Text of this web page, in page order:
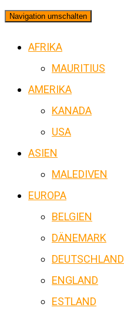
Navigation umschalten
AFRIKA
MAURITIUS
AMERIKA
KANADA
USA
ASIEN
MALEDIVEN
EUROPA
BELGIEN
DÄNEMARK
DEUTSCHLAND
ENGLAND
ESTLAND